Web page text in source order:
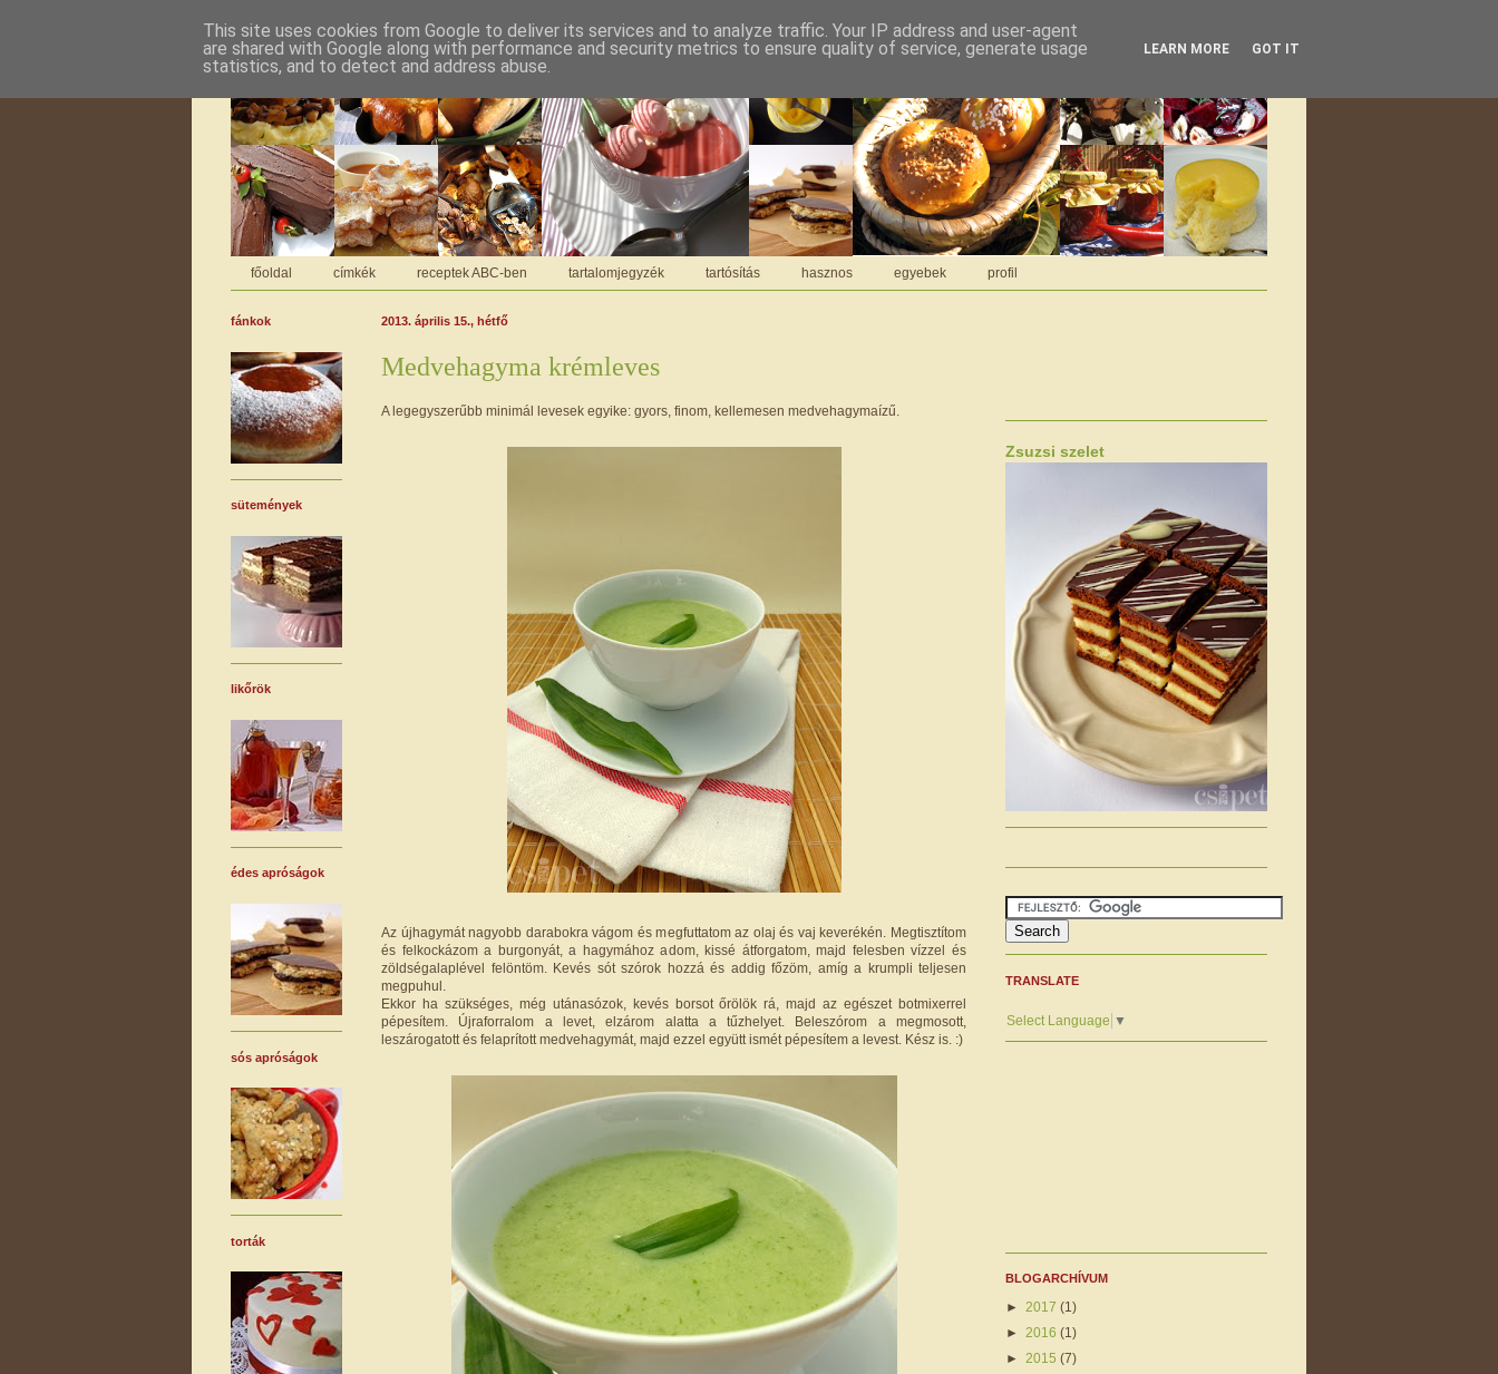
főoldal címkék receptek ABC-ben tartalomjegyzék tartósítás hasznos egyebek profil
2013. április 15., hétfő
Medvehagyma krémleves
A legegyszerűbb minimál levesek egyike: gyors, finom, kellemesen medvehagymaízű.
Az újhagymát nagyobb darabokra vágom és megfuttatom az olaj és vaj keverékén. Megtisztítom
és felkockázom a burgonyát, a hagymához adom, kissé átforgatom, majd felesben vízzel és
zöldségalaplével felöntöm. Kevés sót szórok hozzá és addig főzöm, amíg a krumpli teljesen
megpuhul.
Ekkor ha szükséges, még utánasózok, kevés borsot őrölök rá, majd az egészet botmixerrel
pépesítem. Újraforralom a levet, elzárom alatta a tűzhelyet. Beleszórom a megmosott,
leszárogatott és felaprított medvehagymát, majd ezzel együtt ismét pépesítem a levest. Kész is. :)
fánkok
sütemények
likőrök
édes apróságok
sós apróságok
torták
Zsuzsi szelet
TRANSLATE
Select Language ▼
BLOGARCHÍVUM
► 2017 (1)
► 2016 (1)
► 2015 (7)
This site uses cookies from Google to deliver its services and to analyze traffic. Your IP address and user-agent
are shared with Google along with performance and security metrics to ensure quality of service, generate usage
statistics, and to detect and address abuse.
LEARN MORE GOT IT